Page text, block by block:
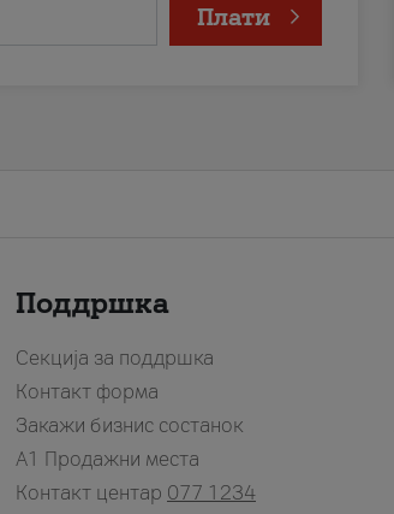
Плати
Поддршка
Секција за поддршка
Контакт форма
Закажи бизнис состанок
A1 Продажни места
Контакт центар 077 1234